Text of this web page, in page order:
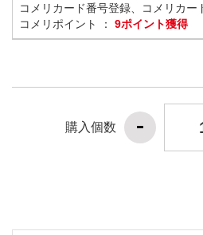
コメリカード番号登録、コメリカー
コメリポイント ： 9ポイント獲得
購入個数